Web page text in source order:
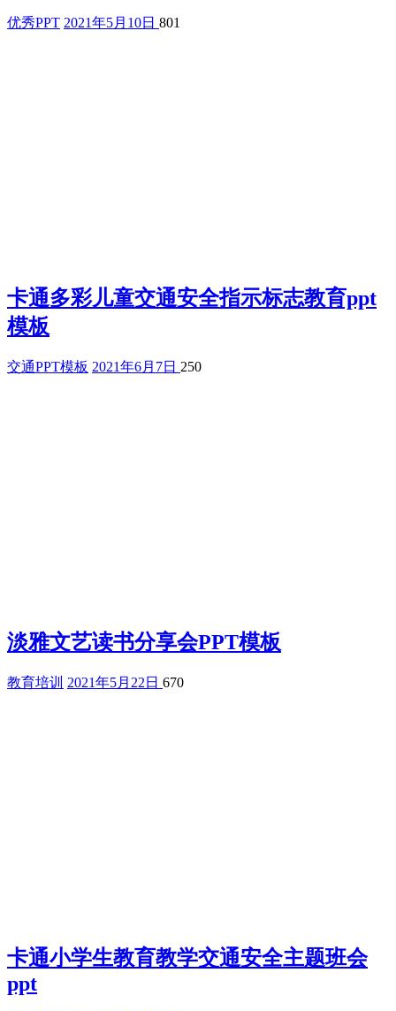
优秀PPT 2021年5月10日 801
卡通多彩儿童交通安全指示标志教育ppt
模板
交通PPT模板 2021年6月7日 250
淡雅文艺读书分享会PPT模板
教育培训 2021年5月22日 670
卡通小学生教育教学交通安全主题班会
ppt